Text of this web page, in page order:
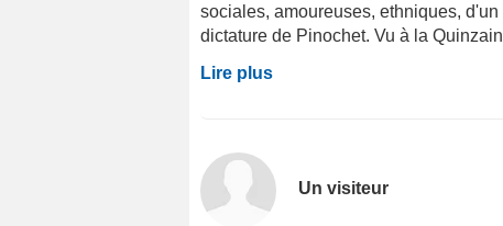
sociales, amoureuses, ethniques,
dictature de Pinochet. Vu à la
Lire plus
Un visiteur